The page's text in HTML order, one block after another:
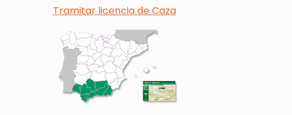
Tramitar licencia de Caza